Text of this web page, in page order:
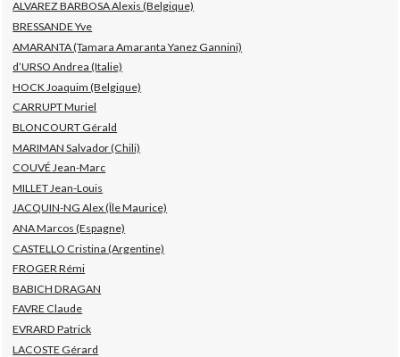
ALVAREZ BARBOSA Alexis (Belgique)
BRESSANDE Yve
AMARANTA (Tamara Amaranta Yanez Gannini)
d’URSO Andrea (Italie)
HOCK Joaquim (Belgique)
CARRUPT Muriel
BLONCOURT Gérald
MARIMAN Salvador (Chili)
COUVÉ Jean-Marc
MILLET Jean-Louis
JACQUIN-NG Alex (Île Maurice)
ANA Marcos (Espagne)
CASTELLO Cristina (Argentine)
FROGER Rémi
BABICH DRAGAN
FAVRE Claude
EVRARD Patrick
LACOSTE Gérard